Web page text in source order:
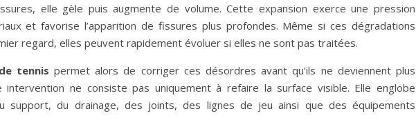
elle gèle puis augmente de volume. Cette expansion exerce une pression
et favorise l’apparition de fissures plus profondes. Même si ces dégradations
regard, elles peuvent rapidement évoluer si elles ne sont pas traitées.
tennis permet alors de corriger ces désordres avant qu’ils ne deviennent plus
ne consiste pas uniquement à refaire la surface visible. Elle englobe
support, du drainage, des joints, des lignes de jeu ainsi que des équipements